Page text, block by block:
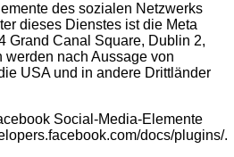
des sozialen Netzwerks
dieses Dienstes ist die Meta
Grand Canal Square, Dublin 2,
werden nach Aussage von
USA und in andere Drittländer
Social-Media-Elemente
docs/plugins/.